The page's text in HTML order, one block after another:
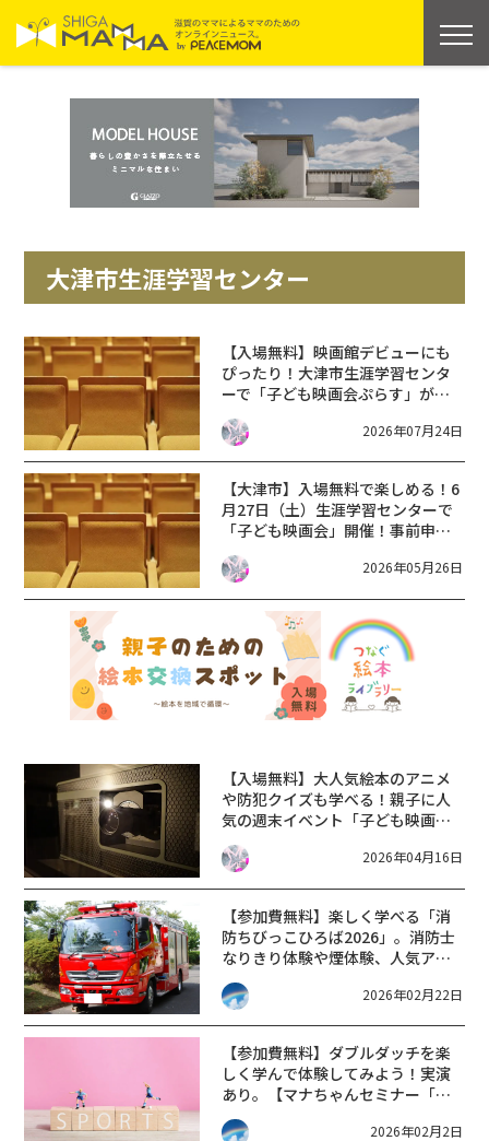
大津市生涯学習センター
【入場無料】映画館デビューにも
ぴったり！大津市生涯学習センタ
ーで「子ども映画会ぷらす」が開
催！8月は特別にお楽しみ会も
★【8月22日】
2026年07月24日
【大津市】入場無料で楽しめる！6
月27日（土）生涯学習センターで
「子ども映画会」開催！事前申込
不要で映画館デビューにも最適★
2026年05月26日
【入場無料】大人気絵本のアニメ
や防犯クイズも学べる！親子に人
気の週末イベント「子ども映画
会」開催★【4月25日/大津市】
2026年04月16日
【参加費無料】楽しく学べる「消
防ちびっこひろば2026」。消防士
なりきり体験や煙体験、人気アニ
メの防災映画の上映など。
2026年02月22日
【参加費無料】ダブルダッチを楽
しく学んで体験してみよう！実演
あり。【マナちゃんセミナー「レ
ッツトライ☆ダブルダッチ」】
2026年02月2日